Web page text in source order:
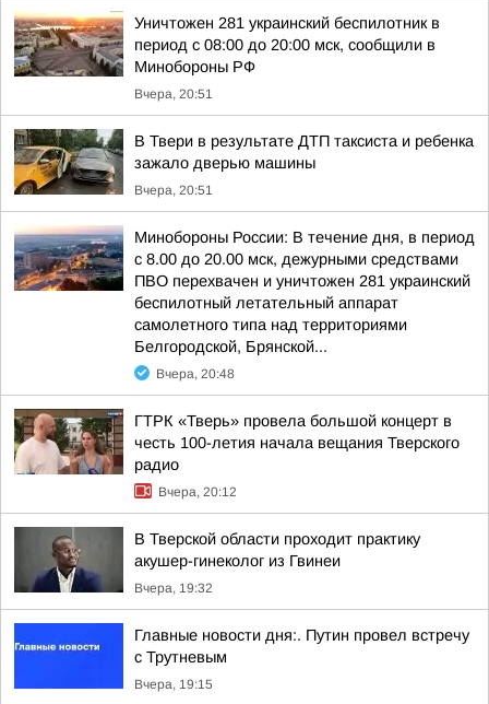
Уничтожен 281 украинский беспилотник в
период с 08:00 до 20:00 мск, сообщили в
Минобороны РФ
Вчера, 20:51
В Твери в результате ДТП таксиста и ребенка
зажало дверью машины
Вчера, 20:51
Минобороны России: В течение дня, в период
с 8.00 до 20.00 мск, дежурными средствами
ПВО перехвачен и уничтожен 281 украинский
беспилотный летательный аппарат
самолетного типа над территориями
Белгородской, Брянской...
Вчера, 20:48
ГТРК «Тверь» провела большой концерт в
честь 100-летия начала вещания Тверского
радио
Вчера, 20:12
В Тверской области проходит практику
акушер-гинеколог из Гвинеи
Вчера, 19:32
Главные новости дня:. Путин провел встречу
с Трутневым
Вчера, 19:15